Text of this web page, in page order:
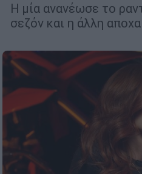
Η μία ανανέωσε το
σεζόν και η άλλη